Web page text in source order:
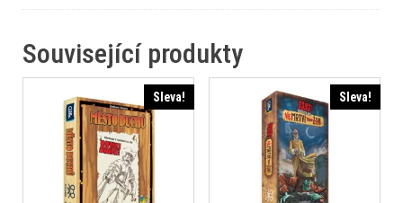
Související produkty
Sleva! Sleva!